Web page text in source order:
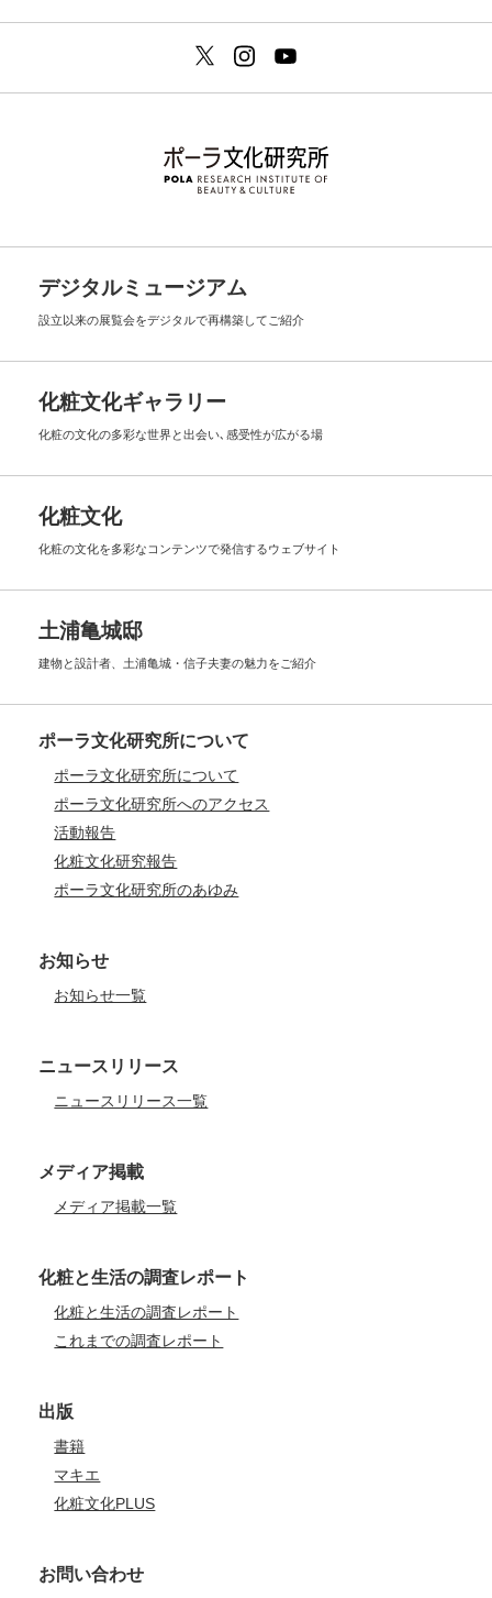
デジタルミュージアム
設立以来の展覧会をデジタルで再構築してご紹介
化粧文化ギャラリー
化粧の文化の多彩な世界と出会い､ 感受性が広がる場
化粧文化
化粧の文化を多彩なコンテンツで発信するウェブサイト
土浦亀城邸
建物と設計者、土浦亀城・信子夫妻の魅力をご紹介
ポーラ文化研究所について
ポーラ文化研究所について
ポーラ文化研究所へのアクセス
活動報告
化粧文化研究報告
ポーラ文化研究所のあゆみ
お知らせ
お知らせ一覧
ニュースリリース
ニュースリリース一覧
メディア掲載
メディア掲載一覧
化粧と生活の調査レポート
化粧と生活の調査レポート
これまでの調査レポート
出版
書籍
マキエ
化粧文化PLUS
お問い合わせ